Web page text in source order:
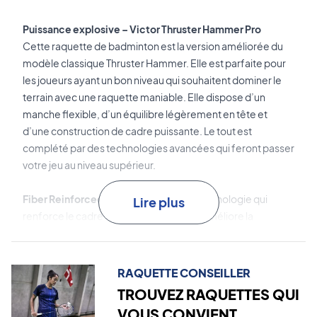
Puissance explosive – Victor Thruster Hammer Pro
Cette raquette de badminton est la version améliorée du
modèle classique Thruster Hammer. Elle est parfaite pour
les joueurs ayant un bon niveau qui souhaitent dominer le
terrain avec une raquette maniable. Elle dispose d’un
manche flexible, d’un équilibre légèrement en tête et
d’une construction de cadre puissante. Le tout est
complété par des technologies avancées qui feront passer
votre jeu au niveau supérieur.
Fiber Reinforced System (FRS)est la technologie qui
renforce le cadre avec des fibres. Cela améliore la
Power Boxest la construction de cadre carrée qui
augmente la stabilité en torsion pour des frappes plus
puissantes et plus stables.
Lire plus
RAQUETTE CONSEILLER
TROUVEZ RAQUETTES QUI